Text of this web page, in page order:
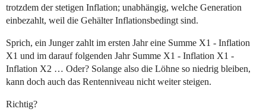
trotzdem der stetigen Inflation; unabhängig, welche Generation
einbezahlt, weil die Gehälter Inflationsbedingt sind.
Sprich, ein Junger zahlt im ersten Jahr eine Summe X1 - Inflation
X1 und im darauf folgenden Jahr Summe X1 - Inflation X1 -
Inflation X2 … Oder? Solange also die Löhne so niedrig bleiben,
kann doch auch das Rentenniveau nicht weiter steigen.
Richtig?